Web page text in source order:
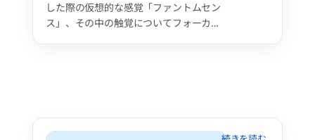
した際の仮想的な感覚「ファントムセン
ス」、その中の触覚についてフォーカス